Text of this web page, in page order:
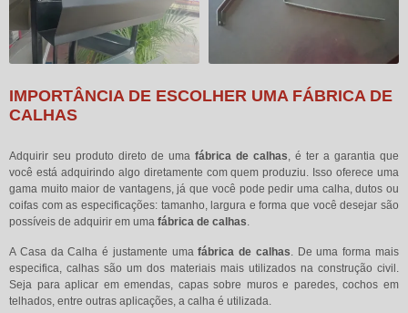
IMPORTÂNCIA DE ESCOLHER UMA FÁBRICA DE
CALHAS
Adquirir seu produto direto de uma fábrica de calhas, é ter a garantia que
você está adquirindo algo diretamente com quem produziu. Isso oferece uma
gama muito maior de vantagens, já que você pode pedir uma calha, dutos ou
coifas com as especificações: tamanho, largura e forma que você desejar são
possíveis de adquirir em uma fábrica de calhas.
A Casa da Calha é justamente umafábrica de calhas. De uma forma mais
especifica, calhas são um dos materiais mais utilizados na construção civil.
Seja para aplicar em emendas, capas sobre muros e paredes, cochos em
telhados, entre outras aplicações, a calha é utilizada.